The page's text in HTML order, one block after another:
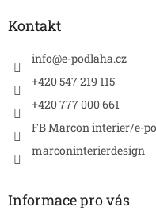
Kontakt
info@e-podlaha.cz
+420 547 219 115
+420 777 000 661
FB Marcon interier/e-
marconinterierdesign
Informace pro vás